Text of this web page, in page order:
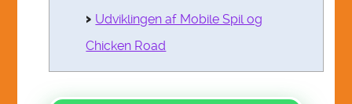
HPS 707-HEALTH & PUBLIC SAFETY
PA 808-PERFORMING ARTS
Udviklingen af Mobile Spil og
Chicken Road